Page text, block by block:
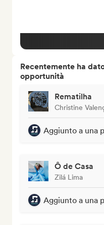
Recentemente ha
opportunità
Rematilha
Christine
Aggiunto a una
Ô de Casa
Zilá Lima
Aggiunto a una